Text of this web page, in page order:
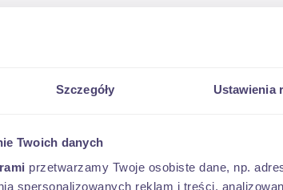
Szczegóły Ustawienia
Twoich danych
przetwarzamy Twoje osobiste dane, np.
spersonalizowanych reklam i treści,
250 PLN*